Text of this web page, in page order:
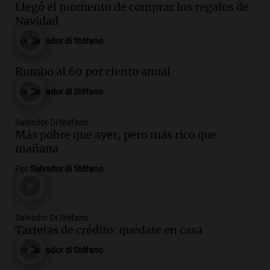
Llegó el momento de comprar los regalos de
Navidad
Salvador di Stéfano
Rumbo al 60 por ciento anual
Salvador di Stéfano
Salvador Di Stéfano
Más pobre que ayer, pero más rico que
mañana
Por Salvador di Stéfano
Salvador Di Stéfano
Tarjetas de crédito: quédate en casa
Salvador di Stéfano